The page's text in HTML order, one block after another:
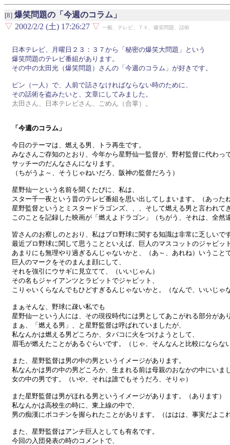
[8] 爆笑問題の「今週のコラム」
▽ 2002/2/2 (土) 17:26:27 ▽ 一般、テレビ、ＴＶ、爆笑問題、話術
日本テレビ、月曜日２３：３７から「秘密の爆笑大問題」という
爆笑問題のテレビ番組があります。
その中の太田光（爆笑問題）さんの「今週のコラム」が好きです。
ピン（一人）で、人前で話さなければならない時のために、
太田さん、日本テレビさん、ごめん（合掌）。
「今週のコラム」
今日のテーマは、燃える男、トラ再生です。
みなさんご存知のとおり、今年から星野仙一監督が、野村監督に代わっ
サッチーのだんなさんになります。
（ちがうよ～、そうじゃねいだろ、阪神の監督だろう）
星野仙一という名前を聞くたびに、私は、
スター千一夜という昔のテレビ番組を思い出してしまいます。（あった
星野監督というとミスタードラゴンズ、、、そして燃える男と言われて
このことを記録した映画が「燃えよドラゴン」（ちがう、それは、全然
皆さんのお察しのとおり、私はプロ野球に関する知識は非常に乏しいで
最近プロ野球に関して思うことといえば、巨人のマスコットのジャビッ
あまりにも無理やり過ぎるんじゃないかと、（あ～、あれね）いうこと
巨人のマークをそのまんま顔にして、
それを強引にウサギに見立てて、（いいじゃん）
その名もジャイアンツとラビットでジャビット、
こりゃいくらなんでもひどすぎるんじゃないかと。（なんで、いいじゃ
まぁそんな、野球に疎い私でも
星野仙一という人には、その現役時代には男としてあこがれる部分があ
まぁ、「燃える男」、と星野監督は呼ばれていましたが、
私なんかは燃える男どころか、タバコに火をつけようとして、
眉毛が燃えたことがあるぐらいです。（じゃ、そんなんと比較にならな
また、星野監督は男の中の男というイメージがあります。
私なんかは男の中の男どころか、生まれる前は母親のおなかの中にいま
女の中の男です。（いや、それは誰でもそうだろ、そりゃ）
また星野監督は男がほれる男というイメージがあります。（あります）
私なんかは高校生の時に、東上線の中で、
男の痴漢にポコチンを握られたことがあります。（ははは、事実だよこ
また、星野監督はアンチ巨人としても有名です。
今回の入団発表の時のコメントで、